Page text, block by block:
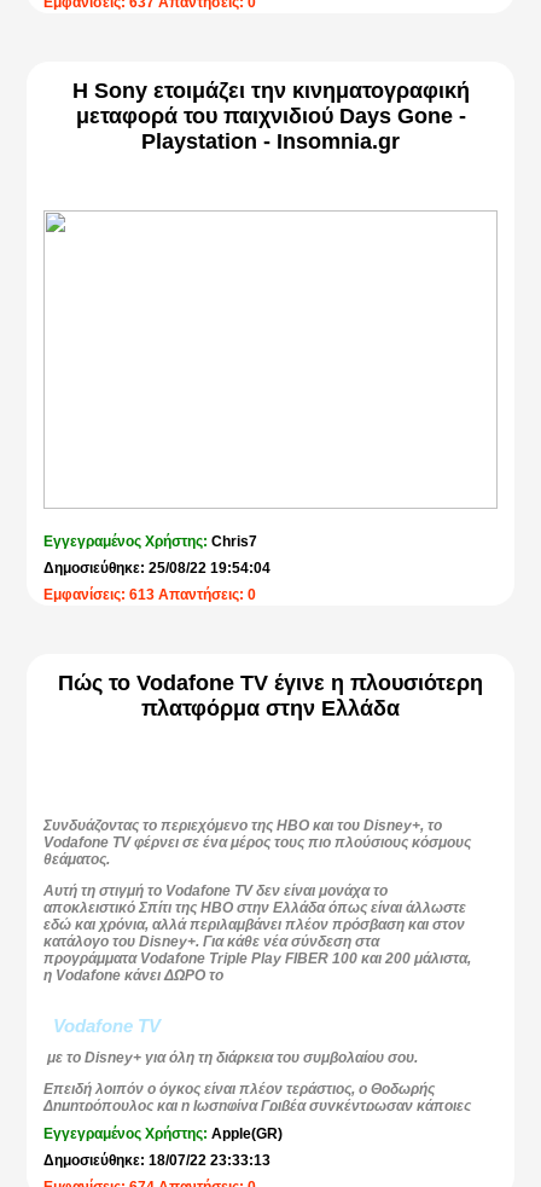
H Sony ετοιμάζει την κινηματογραφική
μεταφορά του παιχνιδιού Days Gone -
Playstation - Insomnia.gr
Εγγεγραμένος Χρήστης:Chris7
Δημοσιεύθηκε: 25/08/22 19:54:04
Εμφανίσεις: 613 Απαντήσεις: 0
Πώς το Vodafone TV έγινε η πλουσιότερη
πλατφόρμα στην Ελλάδα
Συνδυάζοντας το περιεχόμενο της HBO και του Disney+, το
Vodafone TV φέρνει σε ένα μέρος τους πιο πλούσιους κόσμους
θεάματος.
Αυτή τη στιγμή το Vodafone TV δεν είναι μονάχα το
αποκλειστικό Σπίτι της HBO στην Ελλάδα όπως είναι άλλωστε
εδώ και χρόνια, αλλά περιλαμβάνει πλέον πρόσβαση και στον
κατάλογο του Disney+. Για κάθε νέα σύνδεση στα
προγράμματα Vodafone Triple Play FIBER 100 και 200 μάλιστα,
η Vodafone κάνει ΔΩΡΟ το
Vodafone TV
με το Disney+ για όλη τη διάρκεια του συμβολαίου σου.
Επειδή λοιπόν ο όγκος είναι πλέον τεράστιος, ο Θοδωρής
Δημητρόπουλος και η Ιωσηφίνα Γριβέα συγκέντρωσαν κάποιες
βασικές ερωτήσεις των θεατών και τις απάντησαν σε ένα
explainer video.
Για αρχή, τι μπορεί να βρει κάποιος που έχει μεγαλώσει με teen
Εγγεγραμένος Χρήστης:Apple(GR)
Δημοσιεύθηκε: 18/07/22 23:33:13